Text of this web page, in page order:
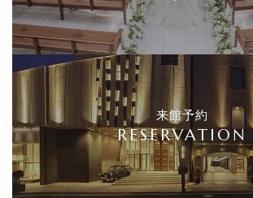
来館予約
RESERVATION